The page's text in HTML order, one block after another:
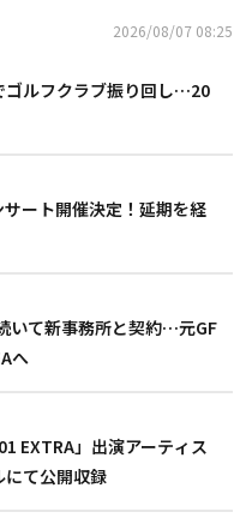
2026/08/07 08:25
ゴルフクラブ振り回し…20
ート開催決定！延期を経
いて新事務所と契約…元GF
へ
EXTRA」出演アーティス
て公開収録